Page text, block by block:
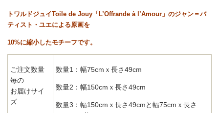
トワルドジュイToile de Jouy「L’Offrande à l’Amour」のジャン＝バ
ティスト・ユエによる原画を
10%に縮小したモチーフです。
ご注文数量
毎の
お届けサイ
ズ
数量1：幅75cmｘ長さ49cm
数量2：幅150cmｘ長さ49cm
数量3：幅150cmｘ長さ49cmと幅75cmｘ長さ